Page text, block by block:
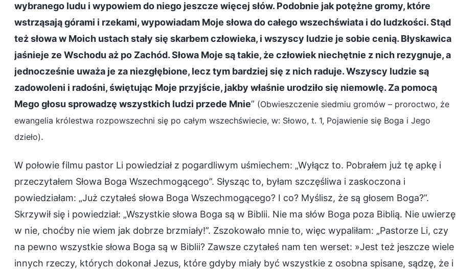
wybranego ludu i wypowiem do niego jeszcze więcej słów. Podobnie jak potężne gromy, które
wstrząsają górami i rzekami, wypowiadam Moje słowa do całego wszechświata i do ludzkości. Stąd
też słowa w Moich ustach stały się skarbem człowieka, i wszyscy ludzie je sobie cenią. Błyskawica
jaśnieje ze Wschodu aż po Zachód. Słowa Moje są takie, że człowiek niechętnie z nich rezygnuje, a
jednocześnie uważa je za niezgłębione, lecz tym bardziej się z nich raduje. Wszyscy ludzie są
zadowoleni i radośni, świętując Moje przyjście, jakby właśnie urodziło się niemowlę. Za pomocą
Mego głosu sprowadzę wszystkich ludzi przede Mnie” (Obwieszczenie siedmiu gromów – proroctwo, że
ewangelia królestwa rozpowszechni się po całym wszechświecie, w: Słowo, t. 1, Pojawienie się Boga i Jego
dzieło).
W połowie filmu pastor Li powiedział z pogardliwym uśmiechem: „Wyłącz to. Pobrałem już tę apkę i
przeczytałem Słowa Boga Wszechmogącego”. Słysząc to, byłam szczęśliwa i zaskoczona i
powiedziałam: „Już czytałeś słowa Boga Wszechmogącego? I co? Myślisz, że są głosem Boga?”.
Skrzywił się i powiedział: „Wszystkie słowa Boga są w Biblii. Nie ma słów Boga poza Biblią. Nie uwierzę
w nie, choćby nie wiem jak dobrze brzmiały!”. Zszokowało mnie to, więc wypaliłam: „Pastorze Li, czy
na pewno wszystkie słowa Boga są w Biblii? Zawsze czytałeś nam ten werset: »Jest też jeszcze wiele
innych rzeczy, których dokonał Jezus, które gdyby miały być wszystkie z osobna spisane, sądzę, że i